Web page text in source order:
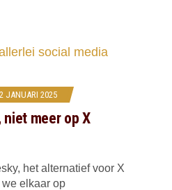
JANUARI 2025
meer op X
het alternatief voor X
we elkaar op